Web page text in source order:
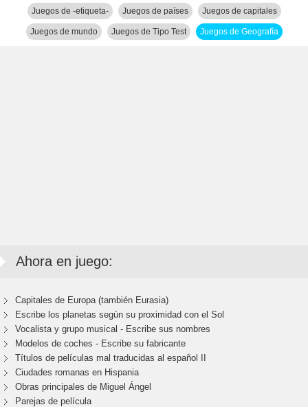
Juegos de -etiqueta- Juegos de países Juegos de capitales
Juegos de mundo Juegos de Tipo Test Juegos de Geografía
Ahora en juego:
Capitales de Europa (también Eurasia)
Escribe los planetas según su proximidad con el Sol
Vocalista y grupo musical - Escribe sus nombres
Modelos de coches - Escribe su fabricante
Títulos de películas mal traducidas al español II
Ciudades romanas en Hispania
Obras principales de Miguel Ángel
Parejas de película